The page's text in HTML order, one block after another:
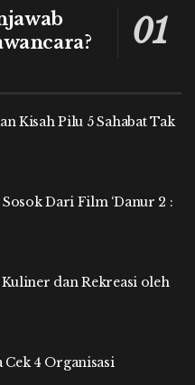
Kisah Pilu 5 Sahabat Tak
Dari Film ‘Danur 2 :
Kuliner dan Rekreasi oleh
Cek 4 Organisasi